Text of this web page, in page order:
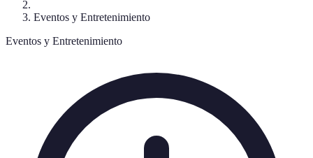
Eventos y Entretenimiento
Eventos y Entretenimiento